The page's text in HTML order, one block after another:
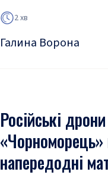
2 хв
Галина Ворона
Російські
«Чорноморець»
напередодні